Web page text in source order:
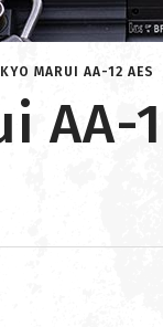
MARUI AA-12 AES
AA-